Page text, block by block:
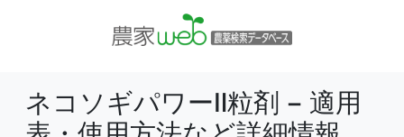
ネコソギパワーⅡ粒剤 − 適用